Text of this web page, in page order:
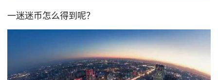
一迷迷币怎么得到呢？